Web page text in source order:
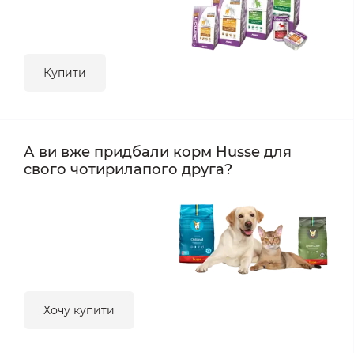
Купити
А ви вже придбали корм Husse для
свого чотирилапого друга?
Хочу купити